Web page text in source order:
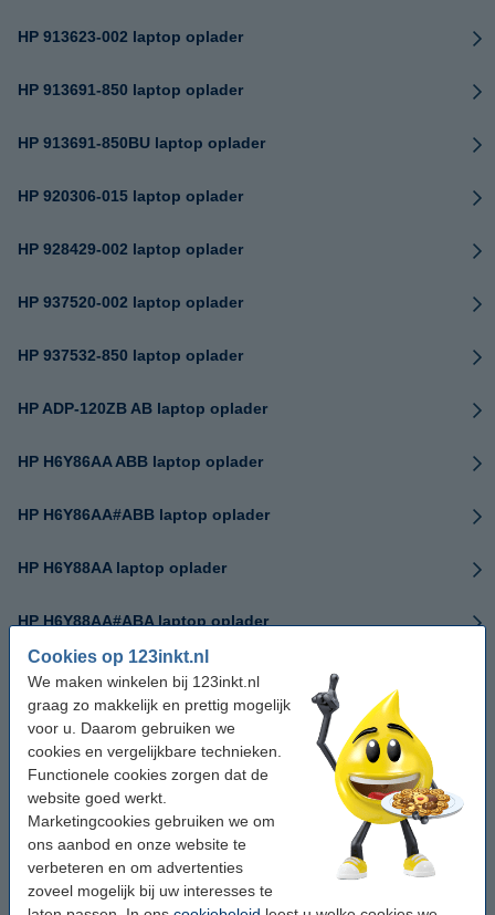
Cookies op 123inkt.nl
We maken winkelen bij 123inkt.nl
graag zo makkelijk en prettig mogelijk
voor u. Daarom gebruiken we
cookies en vergelijkbare technieken.
Functionele cookies zorgen dat de
website goed werkt.
Marketingcookies gebruiken we om
ons aanbod en onze website te
verbeteren en om advertenties
zoveel mogelijk bij uw interesses te
HP 913623-002 laptop oplader
HP 913691-850 laptop oplader
HP 913691-850BU laptop oplader
HP 920306-015 laptop oplader
HP 928429-002 laptop oplader
HP 937520-002 laptop oplader
HP 937532-850 laptop oplader
HP ADP-120ZB AB laptop oplader
HP H6Y86AA ABB laptop oplader
HP H6Y86AA#ABB laptop oplader
HP H6Y88AA laptop oplader
HP H6Y88AA#ABA laptop oplader
HP H6Y88AA#ABB laptop oplader
HP H6Y88AA#ABU laptop oplader
HP H6Y88AA#ABY laptop oplader
HP H6Y88ET laptop oplader
HP H6Y89AA laptop oplader